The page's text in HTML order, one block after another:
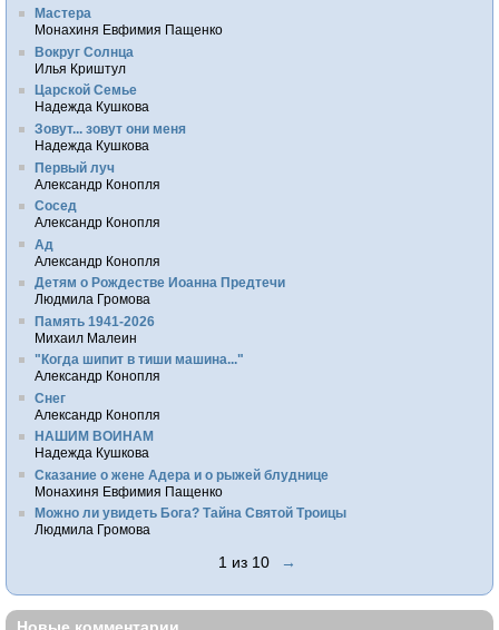
Мастера
Монахиня Евфимия Пащенко
Вокруг Солнца
Илья Криштул
Царской Семье
Надежда Кушкова
Зовут... зовут они меня
Надежда Кушкова
Первый луч
Александр Конопля
Сосед
Александр Конопля
Ад
Александр Конопля
Детям о Рождестве Иоанна Предтечи
Людмила Громова
Память 1941-2026
Михаил Малеин
"Когда шипит в тиши машина..."
Александр Конопля
Снег
Александр Конопля
НАШИМ ВОИНАМ
Надежда Кушкова
Сказание о жене Адера и о рыжей блуднице
Монахиня Евфимия Пащенко
Можно ли увидеть Бога? Тайна Святой Троицы
Людмила Громова
1 из 10 →
Новые комментарии